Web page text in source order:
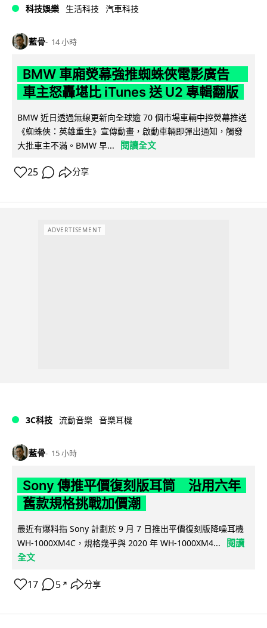
科技娛樂 生活科技 汽車科技
藍骨 14 小時
BMW 車廂熒幕強推蜘蛛俠電影廣告
車主怒轟堪比 iTunes 送 U2 專輯翻版
BMW 近日透過無線更新向全球逾 70 個市場車輛中控熒幕推送
《蜘蛛俠：英雄重生》宣傳動畫，啟動車輛即彈出通知，觸發
大批車主不滿。BMW 早...
閱讀全文
25 分享
ADVERTISEMENT
3C科技 流動音樂 音樂耳機
藍骨 15 小時
Sony 傳推平價復刻版耳筒 沿用六年
舊款規格挑戰加價潮
最近有爆料指 Sony 計劃於 9 月 7 日推出平價復刻版降噪耳機
WH-1000XM4C，規格幾乎與 2020 年 WH-1000XM4...
閱讀
全文
17 5 ↗ 分享